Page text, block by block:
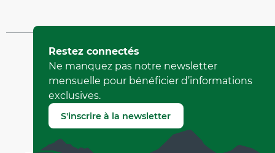
Mis à jour le 26 juin 2026 à 11:13
par Office de Tourisme de Corrençon en Vercors
(Identifiant de l'offre : 361505)
Signaler une erreur
Restez connectés
Ne manquez pas notre newsletter
mensuelle pour bénéficier d’informations
exclusives.
S'inscrire à la newsletter